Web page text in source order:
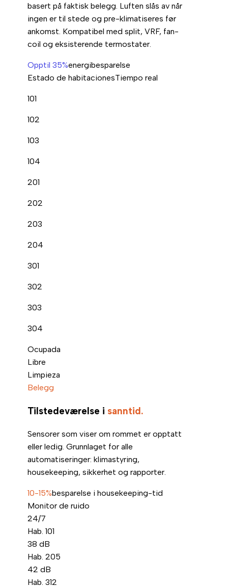
basert på faktisk belegg. Luften slås av når
ingen er til stede og pre-klimatiseres før
ankomst. Kompatibel med split, VRF, fan-
coil og eksisterende termostater.
Opptil 35%energibesparelse
Estado de habitacionesTiempo real
101
102
103
104
201
202
203
204
301
302
303
304
Ocupada
Libre
Limpieza
Belegg
Tilstedeværelse i sanntid.
Sensorer som viser om rommet er opptatt
eller ledig. Grunnlaget for alle
automatiseringer: klimastyring,
housekeeping, sikkerhet og rapporter.
10-15%besparelse i housekeeping-tid
Monitor de ruido
24/7
Hab. 101
38 dB
Hab. 205
42 dB
Hab. 312